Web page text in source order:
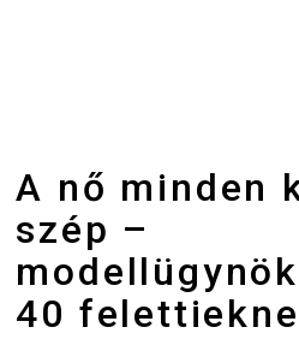
A nő minden
szép –
40